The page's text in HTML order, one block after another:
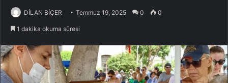
DİLAN BİÇER Temmuz 19, 2025 0 0
1 dakika okuma süresi